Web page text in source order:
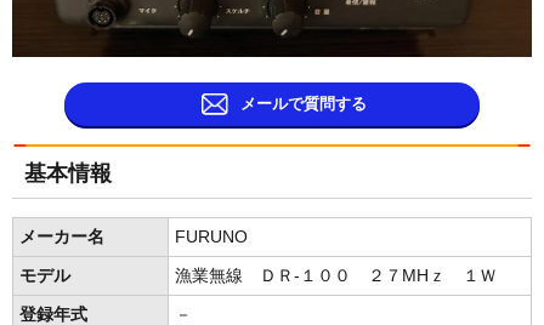
メールで質問する
基本情報
メーカー名 FURUNO
モデル 漁業無線 ＤＲ-１００ ２７MHｚ １Ｗ
登録年式 －